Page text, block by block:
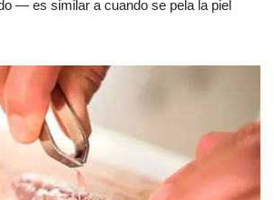
— es similar a cuando se pela la piel